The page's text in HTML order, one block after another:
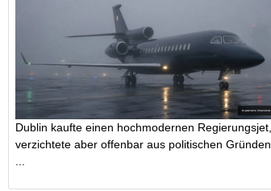
Dublin kaufte einen hochmodernen Regierungsjet,
verzichtete aber offenbar aus politischen Gründen